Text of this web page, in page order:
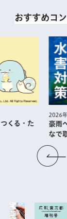
おすすめコ
くる・た
2026
豪雨
なで